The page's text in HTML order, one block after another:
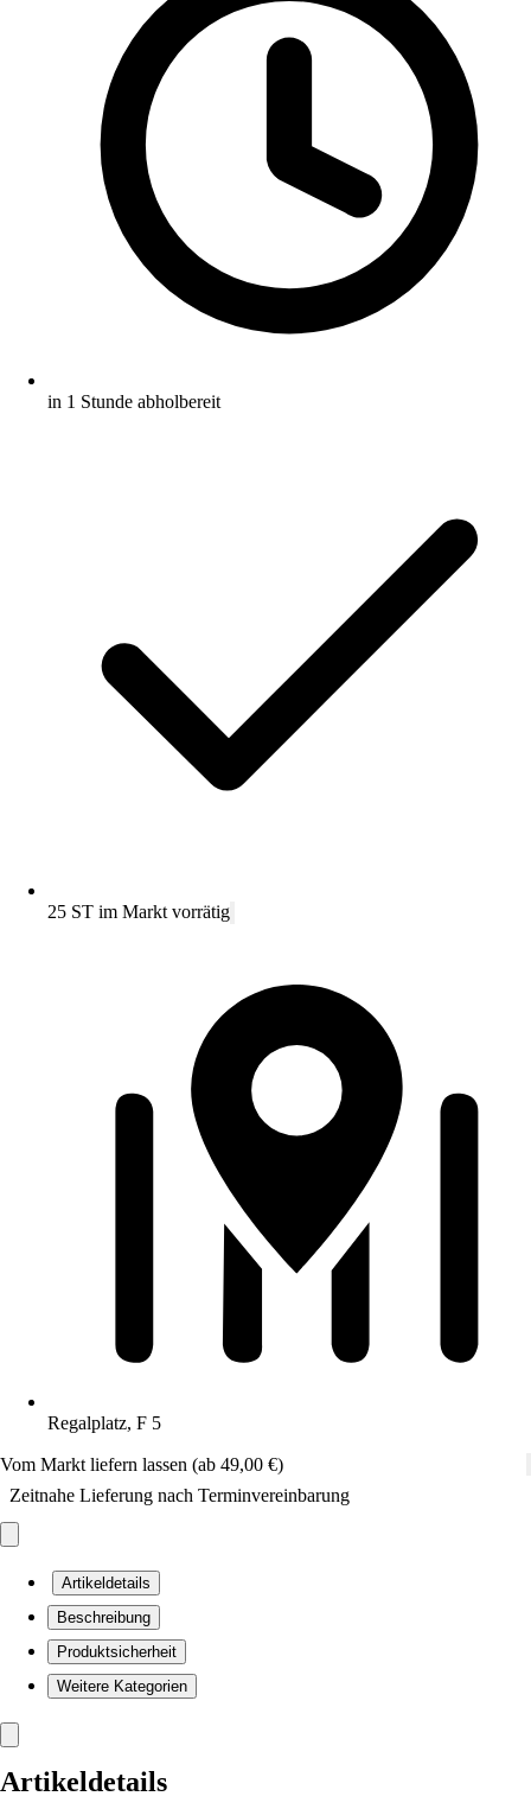
in 1 Stunde abholbereit
25 ST im Markt vorrätig
Regalplatz, F 5
Vom Markt liefern lassen (ab 49,00 €)
Zeitnahe Lieferung nach Terminvereinbarung
Artikeldetails
Beschreibung
Produktsicherheit
Weitere Kategorien
Artikeldetails